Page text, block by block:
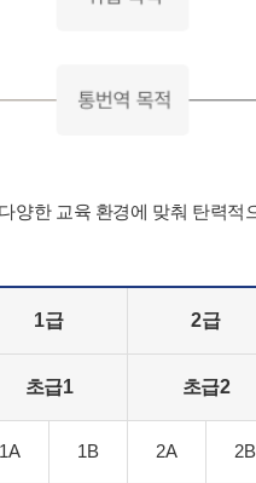
양한 교육 환경에 맞춰 탄력적
1급 2급
초급1 초급2
1A 1B 2A 2B